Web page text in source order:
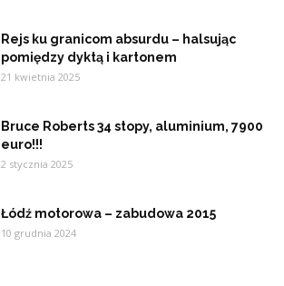
Rejs ku granicom absurdu – halsując
pomiędzy dyktą i kartonem
21 kwietnia 2025
Bruce Roberts 34 stopy, aluminium, 7900
euro!!!
2 stycznia 2025
Łódź motorowa – zabudowa 2015
10 grudnia 2024